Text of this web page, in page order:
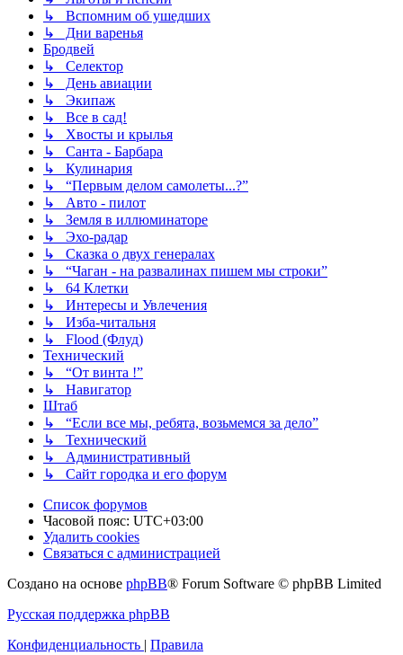
↳ Вспомним об ушедших
↳ Дни варенья
Бродвей
↳ Селектор
↳ День авиации
↳ Экипаж
↳ Все в сад!
↳ Хвосты и крылья
↳ Санта - Барбара
↳ Кулинария
↳ “Первым делом самолеты...?”
↳ Авто - пилот
↳ Земля в иллюминаторе
↳ Эхо-радар
↳ Сказка о двух генералах
↳ “Чаган - на развалинах пишем мы строки”
↳ 64 Клетки
↳ Интересы и Увлечения
↳ Изба-читальня
↳ Flood (Флуд)
Технический
↳ “От винта !”
↳ Навигатор
Штаб
↳ “Если все мы, ребята, возьмемся за дело”
↳ Технический
↳ Административный
↳ Сайт городка и его форум
Список форумов
Часовой пояс: UTC+03:00
Удалить cookies
Связаться с администрацией
Создано на основе phpBB® Forum Software © phpBB Limited
Русская поддержка phpBB
Конфиденциальность | Правила